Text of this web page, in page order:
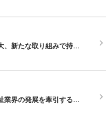
、新たな取り組みで持…
業界の発展を牽引する…